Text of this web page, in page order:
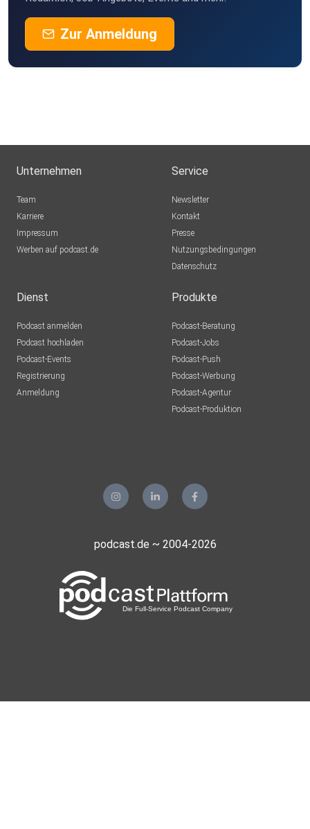
Zur Anmeldung
Unternehmen
Team
Karriere
Impressum
Werben auf podcast.de
Service
Newsletter
Kontakt
Presse
Nutzungsbedingungen
Datenschutz
Dienst
Podcast anmelden
Podcast hochladen
Podcast-Events
Registrierung
Anmeldung
Produkte
Podcast-Beratung
Podcast-Jobs
Podcast-Push
Podcast-Werbung
Podcast-Agentur
Podcast-Produktion
podcast.de ~ 2004-2026